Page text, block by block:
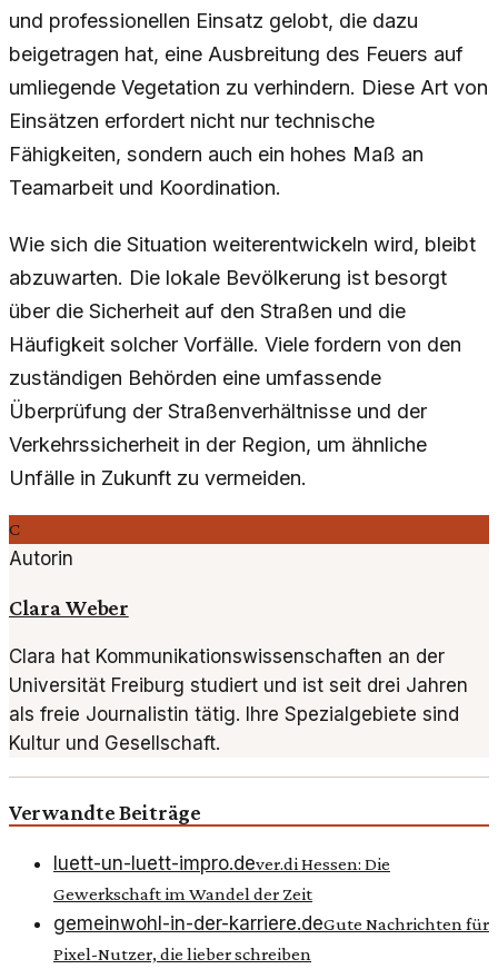
und professionellen Einsatz gelobt, die dazu
beigetragen hat, eine Ausbreitung des Feuers auf
umliegende Vegetation zu verhindern. Diese Art von
Einsätzen erfordert nicht nur technische
Fähigkeiten, sondern auch ein hohes Maß an
Teamarbeit und Koordination.
Wie sich die Situation weiterentwickeln wird, bleibt
abzuwarten. Die lokale Bevölkerung ist besorgt
über die Sicherheit auf den Straßen und die
Häufigkeit solcher Vorfälle. Viele fordern von den
zuständigen Behörden eine umfassende
Überprüfung der Straßenverhältnisse und der
Verkehrssicherheit in der Region, um ähnliche
Unfälle in Zukunft zu vermeiden.
C
Autorin
Clara Weber
Clara hat Kommunikationswissenschaften an der
Universität Freiburg studiert und ist seit drei Jahren
als freie Journalistin tätig. Ihre Spezialgebiete sind
Kultur und Gesellschaft.
Verwandte Beiträge
luett-un-luett-impro.dever.di Hessen: Die
Gewerkschaft im Wandel der Zeit
gemeinwohl-in-der-karriere.deGute Nachrichten für
Pixel-Nutzer, die lieber schreiben